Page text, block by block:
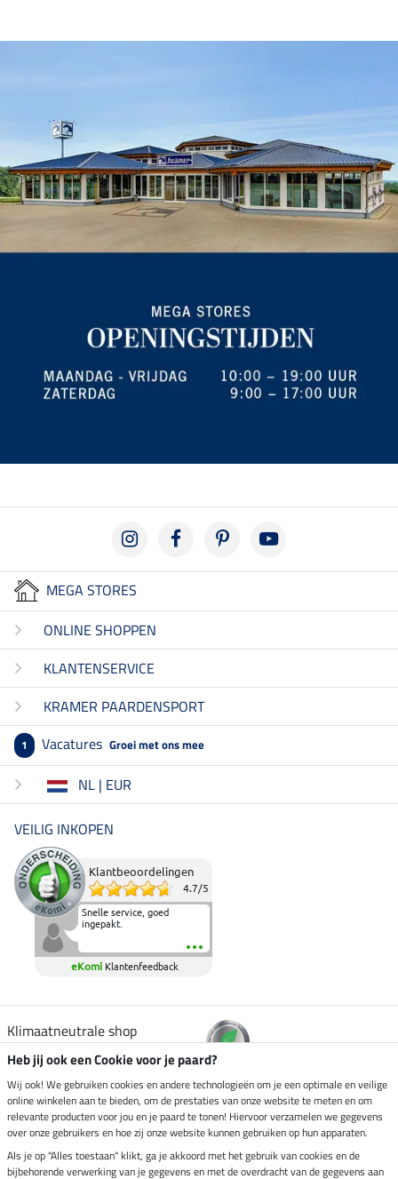
MEGA STORES
ONLINE SHOPPEN
KLANTENSERVICE
KRAMER PAARDENSPORT
1 Vacatures Groei met ons mee
NL | EUR
VEILIG INKOPEN
Klantbeoordelingen
4.7/5
Snelle service, goed
ingepakt.
eKomi Klantenfeedback
Klimaatneutrale shop
Verzending per
Veilig betalen met
Heb jij ook een Cookie voor je paard?
Wij ook! We gebruiken cookies en andere technologieën om je een optimale en veilige
online winkelen aan te bieden, om de prestaties van onze website te meten en om
relevante producten voor jou en je paard te tonen! Hiervoor verzamelen we gegevens
over onze gebruikers en hoe zij onze website kunnen gebruiken op hun apparaten.
Als je op "Alles toestaan" klikt, ga je akkoord met het gebruik van cookies en de
bijbehorende verwerking van je gegevens en met de overdracht van de gegevens aan